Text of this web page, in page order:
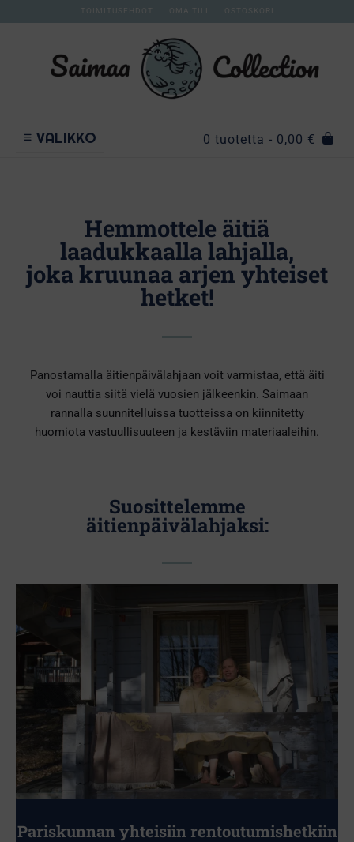
TOIMITUSEHDOT OMA TILI OSTOSKORI
VALIKKO 0 tuotetta - 0,00 €
Hemmottele äitiä
laadukkaalla lahjalla,
joka kruunaa arjen yhteiset
hetket!
Panostamalla äitienpäivälahjaan voit varmistaa, että äiti
voi nauttia siitä vielä vuosien jälkeenkin. Saimaan
rannalla suunnitelluissa tuotteissa on kiinnitetty
huomiota vastuullisuuteen ja kestäviin materiaaleihin.
Suosittelemme
äitienpäivälahjaksi:
Pariskunnan yhteisiin rentoutumishetkiin